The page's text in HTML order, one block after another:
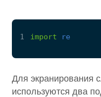
1 import re
Для экранирования
используются два